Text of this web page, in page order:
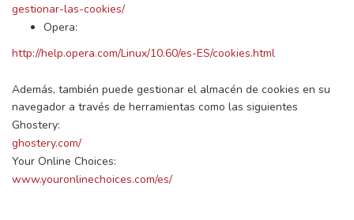
gestionar-las-cookies/
Opera:
http://help.opera.com/Linux/10.60/es-ES/cookies.html
Además, también puede gestionar el almacén de cookies en su
navegador a través de herramientas como las siguientes
Ghostery:
ghostery.com/
Your Online Choices:
www.youronlinechoices.com/es/